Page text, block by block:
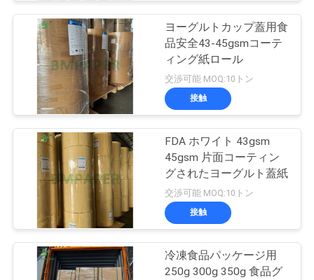
件
バ
シ
灰色の chipboard
薄板にされた灰色板
151
ヨーグルトカップ蓋用食
品安全43-45gsmコーテ
ィング紙ロール
交渉可能 MOQ:10トン
接触
FDA ホワイト 43gsm
45gsm 片面コーティン
グされたヨーグルト蓋紙
交渉可能 MOQ:10トン
接触
冷凍食品パッケージ用
250g 300g 350g 食品グ